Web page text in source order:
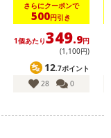
さらにクーポンで
500円引き
1個あたり349.9円
(1,100円)
12.7ポイント
28
0